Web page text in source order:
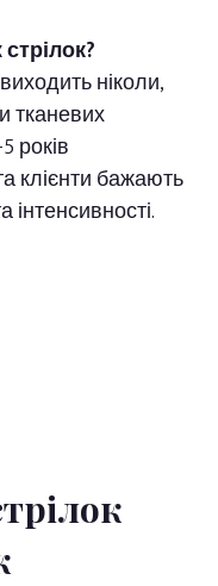
ніколи,
тканевих
років
клієнти бажають